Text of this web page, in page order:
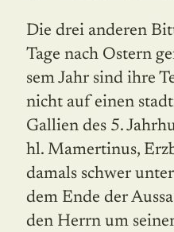
Die drei anderen
Tage nach Ostern
sem Jahr sind ihre
nicht auf einen
Gallien des 5.
hl. Mamertinus,
damals schwer
dem Ende der
den Herrn um